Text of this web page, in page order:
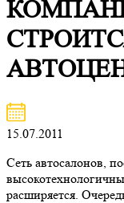
15.07.2011
Сеть автосалонов,
расширяется.